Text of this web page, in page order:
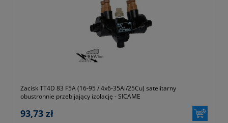
- temperatura pracy od -15ºC do +60ºC
- jednostka sprzedaży opakowanie 100 sztuk
- materiał blacha ocynkowana
- waga 7,566g / opakowania 757g
- gwarancja 1 rok lub dłużej zgodnie z wytycznymi producenta
Zacisk TT4D 83 F5A (16-95 / 4x6-35Al/25Cu) satelitarny
obustronnie przebijający izolację - SICAME
93,73 zł